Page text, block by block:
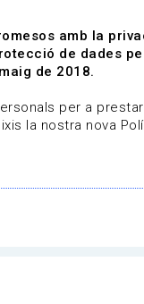
Contacte
amb la
de dades
de 2018.
per a
la nostra nova